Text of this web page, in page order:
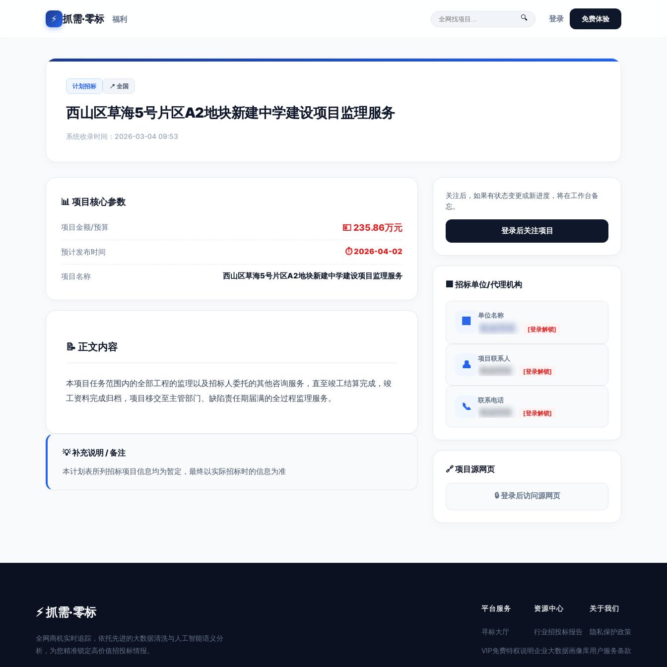
⚡ 抓需·零标 福利 🔍 登录 免费体验
计划招标 📍 全国
西山区草海5号片区A2地块新建中学建设项目监理服务
系统收录时间：2026-03-04 09:53
📊 项目核心参数
项目金额/预算 💴 235.86万元
预计发布时间 ⏱️ 2026-04-02
项目名称 西山区草海5号片区A2地块新建中学建设项目监理服务
📝 正文内容
本项目任务范围内的全部工程的监理以及招标人委托的其他咨询服务，直至竣工结算完成，竣
工资料完成归档，项目移交至主管部门、缺陷责任期届满的全过程监理服务。
💡 补充说明 / 备注
本计划表所列招标项目信息均为暂定，最终以实际招标时的信息为准
关注后，如果有状态变更或新进度，将在工作台备
忘。
登录后关注项目
🏢 招标单位/代理机构
🏢
单位名称
[登录解锁]
👤
项目联系人
[登录解锁]
📞
联系电话
[登录解锁]
🔗 项目源网页
🔒 登录后访问源网页
⚡ 抓需·零标
全网商机实时追踪，依托先进的大数据清洗与人工智能语义分
析，为您精准锁定高价值招投标情报。
平台服务
寻标大厅
VIP免费特权说明
资源中心
行业招投标报告
企业大数据画像库
关于我们
隐私保护政策
用户服务条款